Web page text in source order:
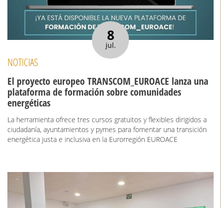
8
jul.
NOTICIAS
El proyecto europeo TRANSCOM_EUROACE lanza una
plataforma de formación sobre comunidades
energéticas
La herramienta ofrece tres cursos gratuitos y flexibles dirigidos a
ciudadanía, ayuntamientos y pymes para fomentar una transición
energética justa e inclusiva en la Eurorregión EUROACE